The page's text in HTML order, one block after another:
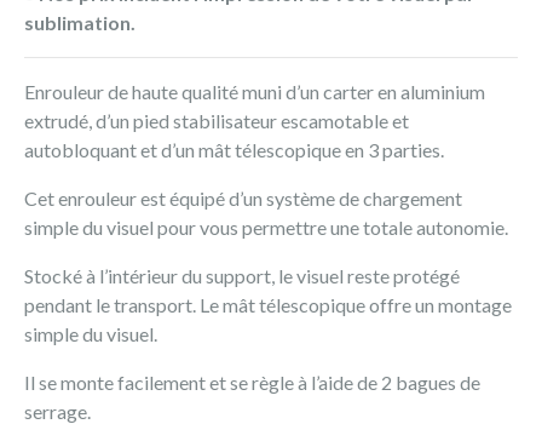
sublimation.
Enrouleur de haute qualité muni d’un carter en aluminium
extrudé, d’un pied stabilisateur escamotable et
autobloquant et d’un mât télescopique en 3 parties.
Cet enrouleur est équipé d’un système de chargement
simple du visuel pour vous permettre une totale autonomie.
Stocké à l’intérieur du support, le visuel reste protégé
pendant le transport. Le mât télescopique offre un montage
simple du visuel.
Il se monte facilement et se règle à l’aide de 2 bagues de
serrage.